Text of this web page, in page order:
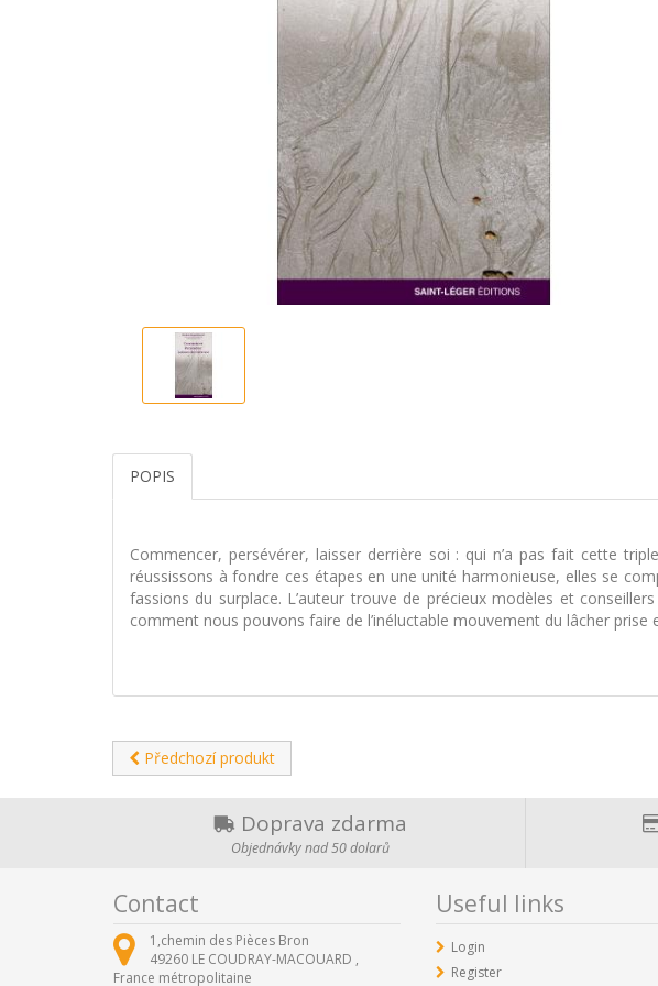
POPIS
Commencer, persévérer, laisser derrière soi : qui n’a pas fait cette
réussissons à fondre ces étapes en une unité harmonieuse, elles se
fassions du surplace. L’auteur trouve de précieux modèles et
comment nous pouvons faire de l’inéluctable mouvement du lâcher
Předchozí produkt
Doprava zdarma
Objednávky nad 50 dolarů
Contact
1,chemin des Pièces Bron
49260 LE COUDRAY-MACOUARD ,
France métropolitaine
Useful links
Login
Register